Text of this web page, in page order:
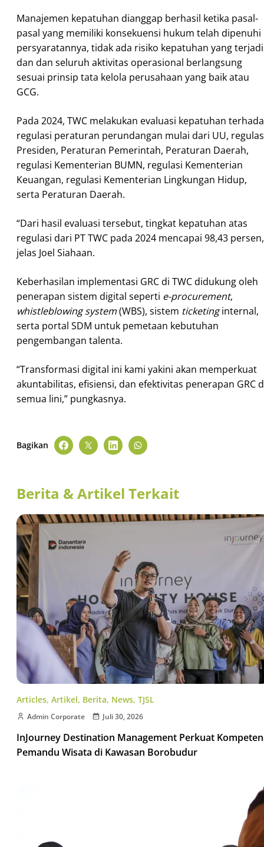
Manajemen kepatuhan dianggap berhasil ketika pasal-
pasal yang memiliki konsekuensi hukum telah dipenuhi
persyaratannya, tidak ada risiko kepatuhan yang
dan dan seluruh aktivitas operasional berlangsung
sesuai prinsip tata kelola perusahaan yang baik atau
GCG.
Pada 2024, TWC melakukan evaluasi kepatuhan
regulasi peraturan perundangan mulai dari UU,
Presiden, Peraturan Pemerintah, Peraturan Daerah,
regulasi Kementerian BUMN, regulasi Kementerian
Keuangan, regulasi Kementerian Lingkungan Hidup,
serta Peraturan Daerah.
“Dari hasil evaluasi tersebut, tingkat kepatuhan atas
regulasi dari PT TWC pada 2024 mencapai 98,43
jelas Joel Siahaan.
Keberhasilan implementasi GRC di TWC didukung oleh
penerapan sistem digital seperti e-procurement,
whistleblowing system(WBS), sistem ticketinginternal,
serta portal SDM untuk pemetaan kebutuhan
pengembangan talenta.
“Transformasi digital ini kami yakini akan memperkuat
akuntabilitas, efisiensi, dan efektivitas penerapan GRC
semua lini,” pungkasnya.
Bagikan
Berita & Artikel Terkait
Articles, Artikel, Berita, News, TJSL
Admin Corporate Juli 30, 2026
InJourney Destination Management Perkuat
Pemandu Wisata di Kawasan Borobudur